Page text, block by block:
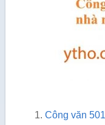
Công văn